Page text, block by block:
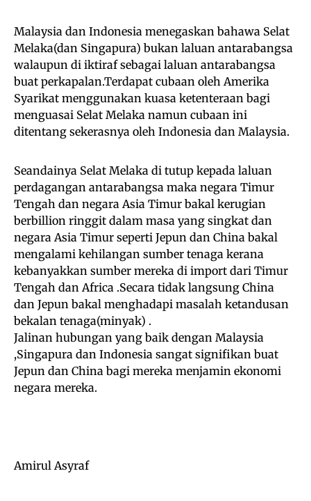
Malaysia dan Indonesia menegaskan bahawa Selat
Melaka(dan Singapura) bukan laluan antarabangsa
walaupun di iktiraf sebagai laluan antarabangsa
buat perkapalan.Terdapat cubaan oleh Amerika
Syarikat menggunakan kuasa ketenteraan bagi
menguasai Selat Melaka namun cubaan ini
ditentang sekerasnya oleh Indonesia dan Malaysia.
Seandainya Selat Melaka di tutup kepada laluan
perdagangan antarabangsa maka negara Timur
Tengah dan negara Asia Timur bakal kerugian
berbillion ringgit dalam masa yang singkat dan
negara Asia Timur seperti Jepun dan China bakal
mengalami kehilangan sumber tenaga kerana
kebanyakkan sumber mereka di import dari Timur
Tengah dan Africa .Secara tidak langsung China
dan Jepun bakal menghadapi masalah ketandusan
bekalan tenaga(minyak) .
Jalinan hubungan yang baik dengan Malaysia
,Singapura dan Indonesia sangat signifikan buat
Jepun dan China bagi mereka menjamin ekonomi
negara mereka.
Amirul Asyraf